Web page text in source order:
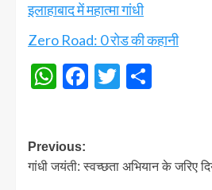
इलाहाबाद में महात्मा गांधी
Zero Road: 0 रोड की कहानी
WhatsApp
Facebook
Twitter
Post
navigation
Previous:
गांधी जयंती: स्वच्छता अभियान के जरिए